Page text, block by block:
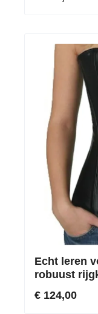
Echt leren
robuust
€ 124,00